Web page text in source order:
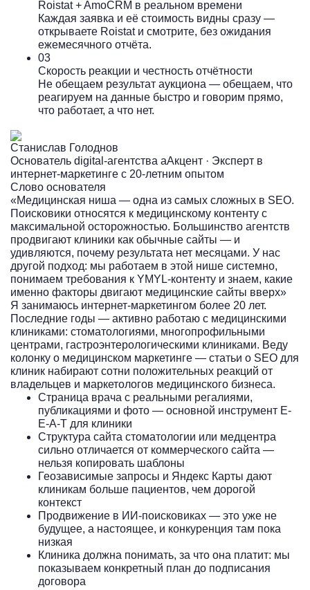
Roistat + AmoCRM в реальном времени
Каждая заявка и её стоимость видны сразу —
открываете Roistat и смотрите, без ожидания
ежемесячного отчёта.
03
Скорость реакции и честность отчётности
Не обещаем результат аукциона — обещаем, что
реагируем на данные быстро и говорим прямо,
что работает, а что нет.
Станислав Голоднов
Основатель digital-агентства аАкцент · Эксперт в
интернет-маркетинге с 20-летним опытом
Слово основателя
«Медицинская ниша — одна из самых сложных в SEO.
Поисковики относятся к медицинскому контенту с
максимальной осторожностью. Большинство агентств
продвигают клиники как обычные сайты — и
удивляются, почему результата нет месяцами. У нас
другой подход: мы работаем в этой нише системно,
понимаем требования к YMYL-контенту и знаем, какие
именно факторы двигают медицинские сайты вверх»
Я занимаюсь интернет-маркетингом более 20 лет.
Последние годы — активно работаю с медицинскими
клиниками: стоматологиями, многопрофильными
центрами, гастроэнтерологическими клиниками. Веду
колонку о медицинском маркетинге — статьи о SEO для
клиник набирают сотни положительных реакций от
владельцев и маркетологов медицинского бизнеса.
Страница врача с реальными регалиями,
публикациями и фото — основной инструмент E-
E-A-T для клиники
Структура сайта стоматологии или медцентра
сильно отличается от коммерческого сайта —
нельзя копировать шаблоны
Геозависимые запросы и Яндекс Карты дают
клиникам больше пациентов, чем дорогой
контекст
Продвижение в ИИ-поисковиках — это уже не
будущее, а настоящее, и конкуренция там пока
низкая
Клиника должна понимать, за что она платит: мы
показываем конкретный план до подписания
договора